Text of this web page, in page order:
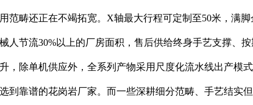
范畴还正在不竭拓宽。X轴最大行程可定制至50米，满
人节流30%以上的厂房面积，售后供给终身手艺支撑、
，除单机供应外，全系列产物采用尺度化流水线出产模
到靠谱的花岗岩厂家。而一些深耕细分范畴、手艺结实